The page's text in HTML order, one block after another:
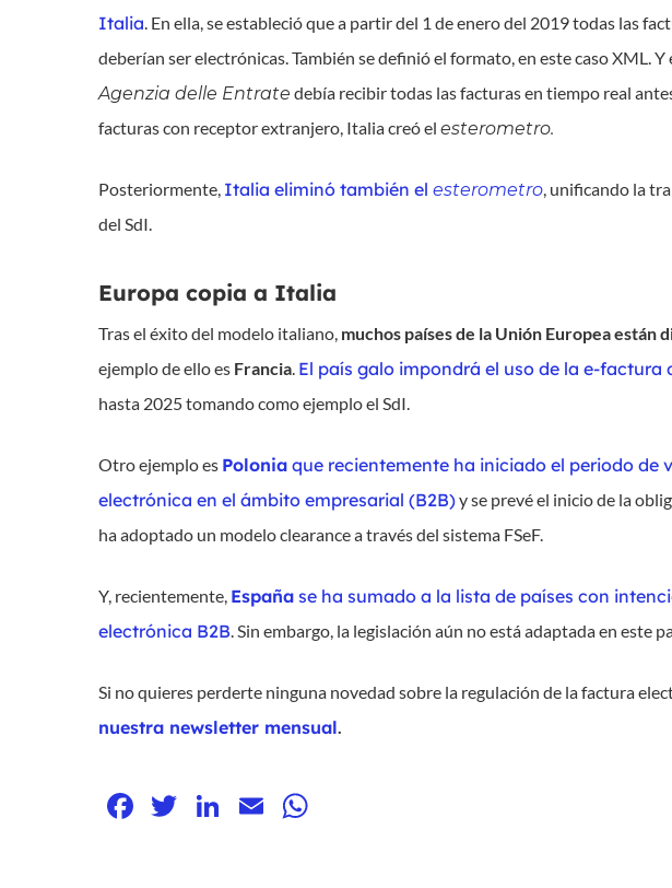
Italia. En ella, se estableció que a partir del 1 de enero del 2019 todas las
deberían ser electrónicas. También se definió el formato, en este caso XML.
Agenzia delle Entrate debía recibir todas las facturas en tiempo real
facturas con receptor extranjero, Italia creó el esterometro.
Posteriormente, Italia eliminó también el esterometro, unificando la
del SdI.
Europa copia a Italia
Tras el éxito del modelo italiano, muchos países de la Unión Europea están
ejemplo de ello es Francia. El país galo impondrá el uso de la e-factura
hasta 2025 tomando como ejemplo el SdI.
Otro ejemplo es Polonia que recientemente ha iniciado el periodo
electrónica en el ámbito empresarial (B2B)y se prevé el inicio de la
ha adoptado un modelo clearance a través del sistema FSeF.
Y, recientemente, España se ha sumado a la lista de países con
electrónica B2B. Sin embargo, la legislación aún no está adaptada en este
Si no quieres perderte ninguna novedad sobre la regulación de la factura
nuestra newsletter mensual.
Facebook
Twitter
LinkedIn
Email